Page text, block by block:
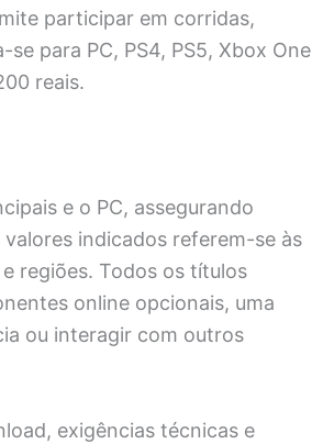
participar em corridas,
para PC, PS4, PS5, Xbox One
reais.
e o PC, assegurando
indicados referem-se às
regiões. Todos os títulos
online opcionais, uma
ou interagir com outros
exigências técnicas e